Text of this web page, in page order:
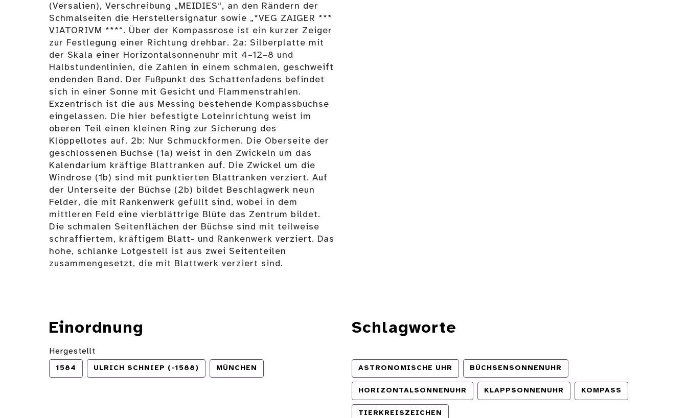
(Versalien), Verschreibung „MEIDIES“, an den Rändern der
Schmalseiten die Herstellersignatur sowie „*VEG ZAIGER ***
VIATORIVM ***“. Über der Kompassrose ist ein kurzer Zeiger
zur Festlegung einer Richtung drehbar. 2a: Silberplatte mit
der Skala einer Horizontalsonnenuhr mit 4–12–8 und
Halbstundenlinien, die Zahlen in einem schmalen, geschweift
endenden Band. Der Fußpunkt des Schattenfadens befindet
sich in einer Sonne mit Gesicht und Flammenstrahlen.
Exzentrisch ist die aus Messing bestehende Kompassbüchse
eingelassen. Die hier befestigte Loteinrichtung weist im
oberen Teil einen kleinen Ring zur Sicherung des
Klöppellotes auf. 2b: Nur Schmuckformen. Die Oberseite der
geschlossenen Büchse (1a) weist in den Zwickeln um das
Kalendarium kräftige Blattranken auf. Die Zwickel um die
Windrose (1b) sind mit punktierten Blattranken verziert. Auf
der Unterseite der Büchse (2b) bildet Beschlagwerk neun
Felder, die mit Rankenwerk gefüllt sind, wobei in dem
mittleren Feld eine vierblättrige Blüte das Zentrum bildet.
Die schmalen Seitenflächen der Büchse sind mit teilweise
schraffiertem, kräftigem Blatt- und Rankenwerk verziert. Das
hohe, schlanke Lotgestell ist aus zwei Seitenteilen
zusammengesetzt, die mit Blattwerk verziert sind.
Einordnung
Hergestellt
1584 ULRICH SCHNIEP (-1588) MÜNCHEN
Schlagworte
ASTRONOMISCHE UHR BÜCHSENSONNENUHR
HORIZONTALSONNENUHR KLAPPSONNENUHR KOMPASS
TIERKREISZEICHEN